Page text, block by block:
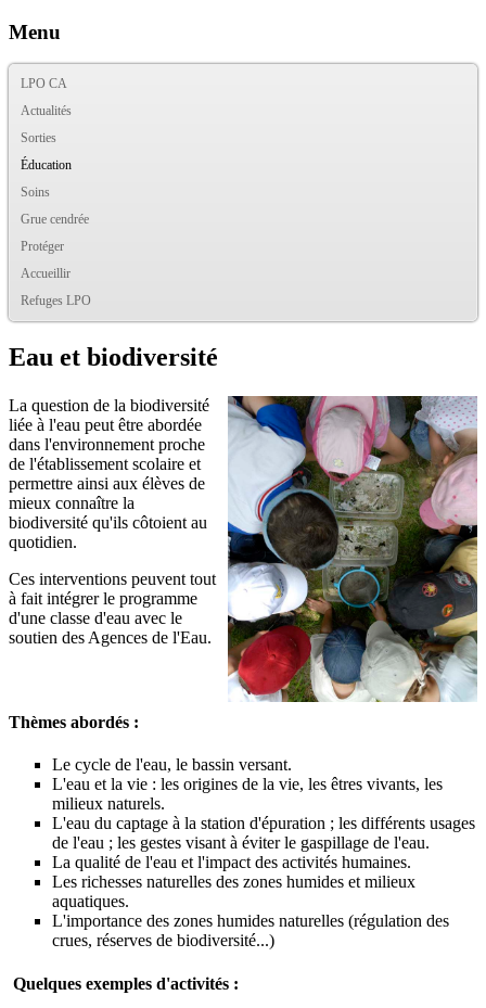
Menu
LPO CA
Actualités
Sorties
Éducation
Soins
Grue cendrée
Protéger
Accueillir
Refuges LPO
Eau et biodiversité
La question de la biodiversité
liée à l'eau peut être abordée
dans l'environnement proche
de l'établissement scolaire et
permettre ainsi aux élèves de
mieux connaître la
biodiversité qu'ils côtoient au
quotidien.
Ces interventions peuvent tout
à fait intégrer le programme
d'une classe d'eau avec le
soutien des Agences de l'Eau.
Thèmes abordés :
Le cycle de l'eau, le bassin versant.
L'eau et la vie : les origines de la vie, les êtres vivants, les
milieux naturels.
L'eau du captage à la station d'épuration ; les différents usages
de l'eau ; les gestes visant à éviter le gaspillage de l'eau.
La qualité de l'eau et l'impact des activités humaines.
Les richesses naturelles des zones humides et milieux
aquatiques.
L'importance des zones humides naturelles (régulation des
crues, réserves de biodiversité...)
Quelques exemples d'activités :